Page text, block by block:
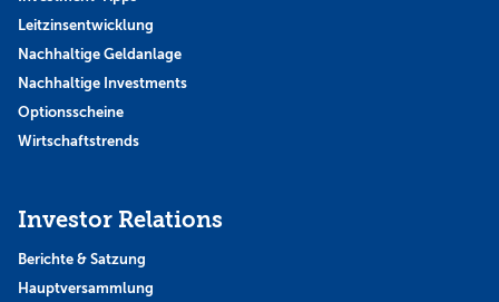
Leitzinsentwicklung
Nachhaltige Geldanlage
Nachhaltige Investments
Optionsscheine
Wirtschaftstrends
Investor Relations
Berichte & Satzung
Hauptversammlung